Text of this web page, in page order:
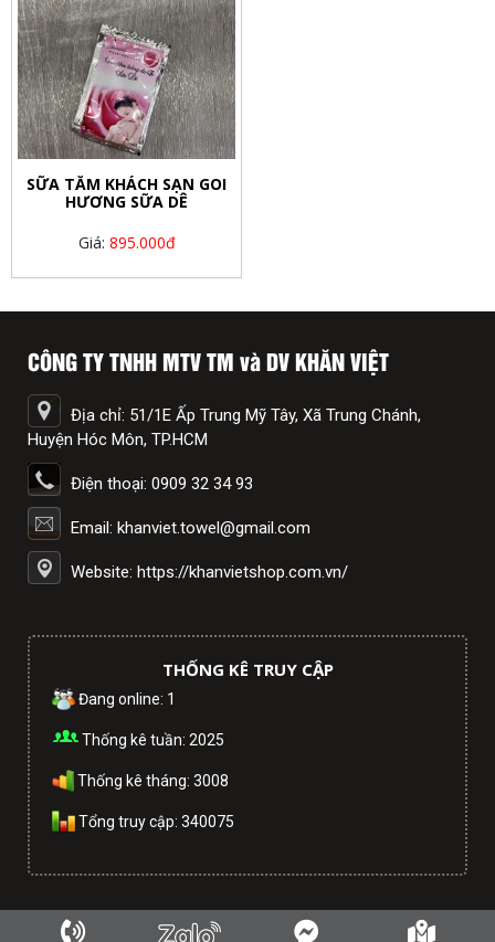
SỮA TẮM KHÁCH SẠN GOI
HƯƠNG SỮA DÊ
Giá: 895.000đ
CÔNG TY TNHH MTV TM và DV KHĂN VIỆT
Địa chỉ: 51/1E Ấp Trung Mỹ Tây, Xã Trung Chánh,
Huyện Hóc Môn, TP.HCM
Điện thoại: 0909 32 34 93
Email: khanviet.towel@gmail.com
Website: https://khanvietshop.com.vn/
THỐNG KÊ TRUY CẬP
Đang online: 1
Thống kê tuần: 2025
Thống kê tháng: 3008
Tổng truy cập: 340075